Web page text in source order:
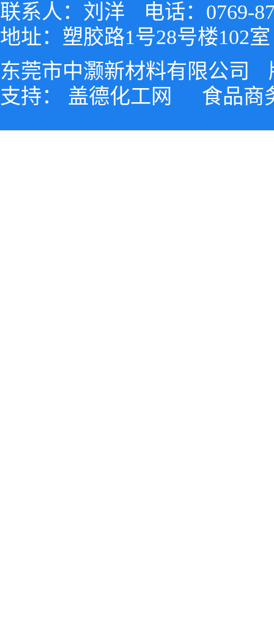
联系人：刘洋
电话：0769-
地址：塑胶路1号28号楼102室
东莞市中灏新材料有限公司
支持： 盖德化工网 食品商